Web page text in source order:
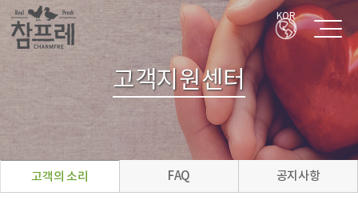
KOR
고객지원센터
고객의 소리 FAQ 공지사항